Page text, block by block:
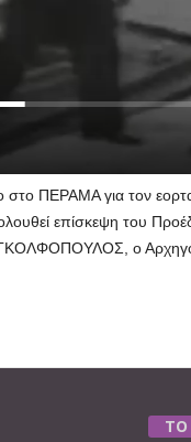
ΠΕΡΑΜΑ για τον
επίσκεψη του
ο
ΤΟ